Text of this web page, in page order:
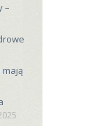
–
mają